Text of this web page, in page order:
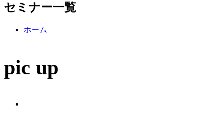
セミナー一覧
ホーム
pic up